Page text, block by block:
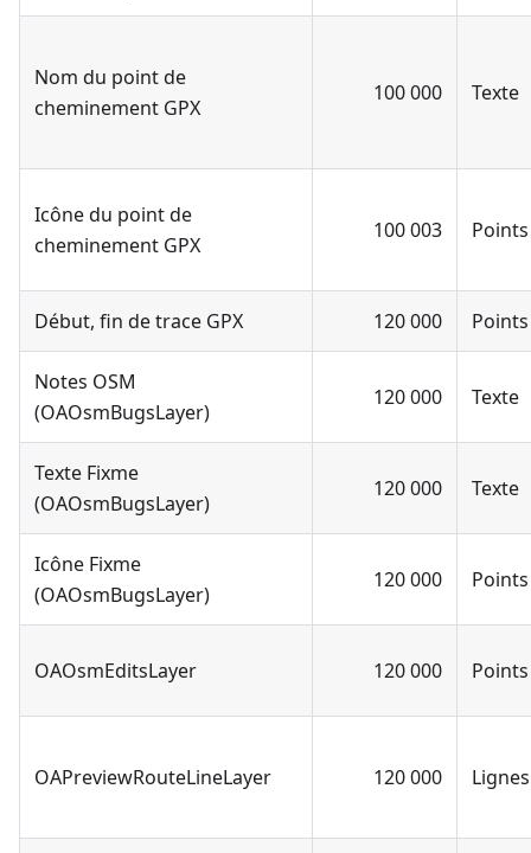
Nom du point de
cheminement GPX
100 000 Texte
Icône du point de
cheminement GPX
100 003 Points
Début, fin de trace GPX 120 000 Points
Notes OSM
(OAOsmBugsLayer)
120 000 Texte
Texte Fixme
(OAOsmBugsLayer)
120 000 Texte
Icône Fixme
(OAOsmBugsLayer)
120 000 Points
OAOsmEditsLayer 120 000 Points
OAPreviewRouteLineLayer 120 000 Lignes